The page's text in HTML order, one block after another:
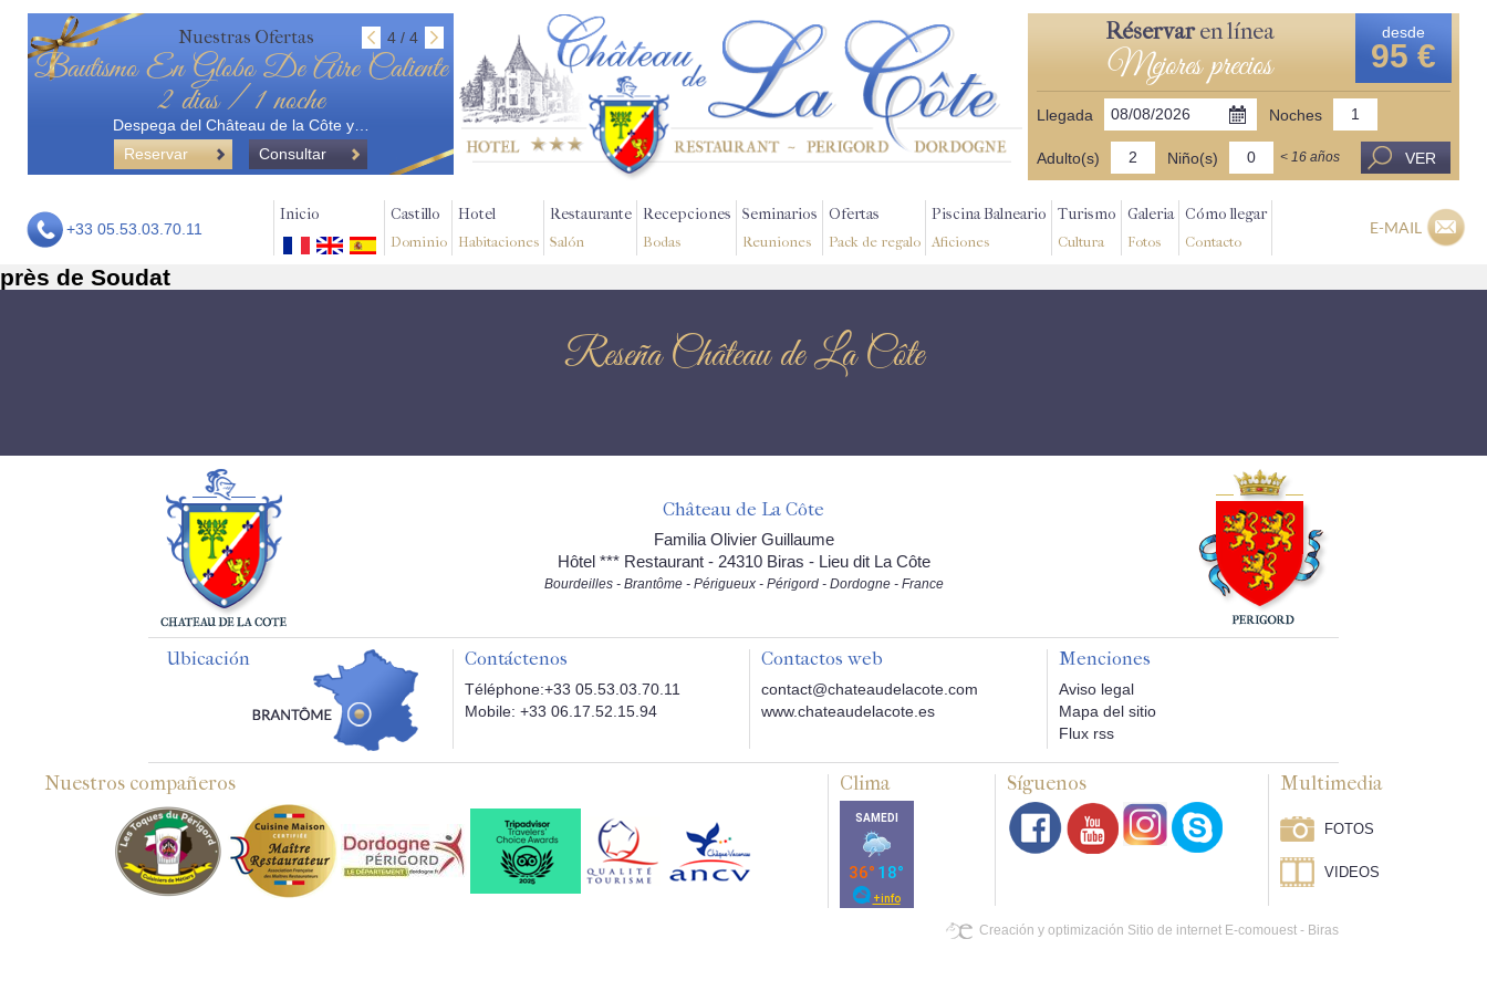
Nuestras Ofertas 4 / 4
Bautismo En Globo De Aire Caliente
2 dias / 1 noche
Despega del Château de la Côte y…
Reservar
Consultar
Réservaren línea
Mejores precios
desde
95 €
Llegada Noches
Adulto(s) Niño(s) < 16 años VER
+33 05.53.03.70.11
Inicio Castillo
Dominio
Hotel
Habitaciones
Restaurante
Salón
Recepciones
Bodas
Seminarios
Reuniones
Ofertas
Pack de regalo
Piscina Balneario
Aficiones
Turismo
Cultura
Galeria
Fotos
Cómo llegar
Contacto
E-MAIL
près de Soudat
Reseña Château de La Côte
Château de La Côte
Familia Olivier Guillaume
Hôtel *** Restaurant - 24310 Biras - Lieu dit La Côte
Bourdeilles - Brantôme - Périgueux - Périgord - Dordogne - France
Ubicación Contáctenos
Téléphone:+33 05.53.03.70.11
Mobile: +33 06.17.52.15.94
Contactos web
contact@chateaudelacote.com
www.chateaudelacote.es
Menciones
Aviso legal
Mapa del sitio
Flux rss
Nuestros compañeros Clima Síguenos Multimedia
FOTOS
VIDEOS
Creación y optimización Sitio de internet E-comouest - Biras